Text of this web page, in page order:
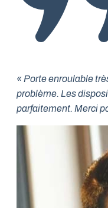
« Porte enroulable
problème. Les
parfaitement. Merci